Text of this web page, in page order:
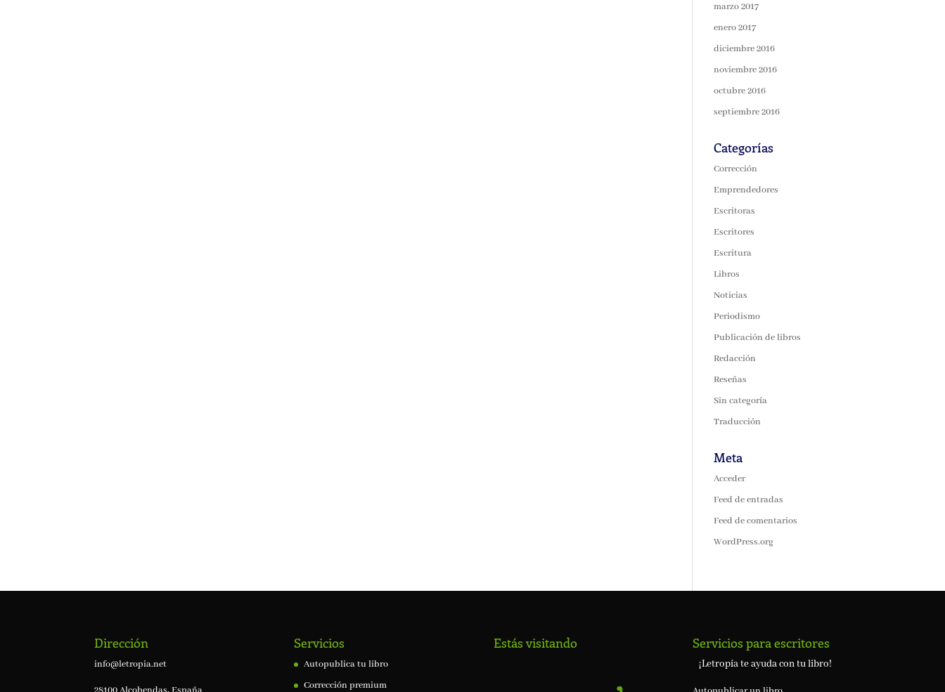
marzo 2017
enero 2017
diciembre 2016
noviembre 2016
octubre 2016
septiembre 2016
Categorías
Corrección
Emprendedores
Escritoras
Escritores
Escritura
Libros
Noticias
Periodismo
Publicación de libros
Redacción
Reseñas
Sin categoría
Traducción
Meta
Acceder
Feed de entradas
Feed de comentarios
WordPress.org
Dirección
info@letropia.net
Servicios
Autopublica tu libro
Corrección premium
Estás visitando Servicios para escritores
¡Letropía te ayuda con tu libro!